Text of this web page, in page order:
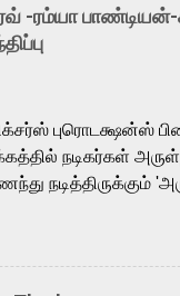
“Behene De” from
is loved for his
fit for the
-ரம்யா
புரொடக்ஷன்ஸ்
நடிகர்கள்
நடித்திருக்கும்
ஆரவ், காளி
சரவணன், ஹரிஷ்
இந்த